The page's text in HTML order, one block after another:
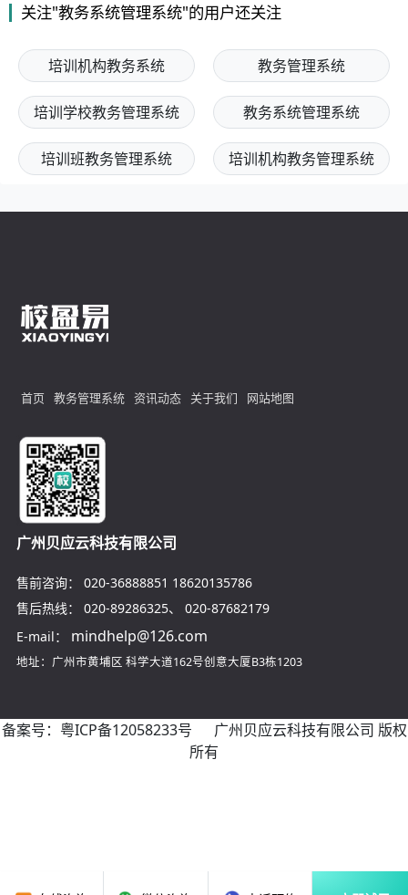
关注"教务系统管理系统"的用户还关注
培训机构教务系统 教务管理系统
培训学校教务管理系统 教务系统管理系统
培训班教务管理系统 培训机构教务管理系统
首页 教务管理系统 资讯动态 关于我们 网站地图
广州贝应云科技有限公司
售前咨询： 020-36888851 18620135786
售后热线：
020-89286325、 020-87682179
E-mail：
mindhelp@126.com
地址：广州市黄埔区 科学大道162号创意大厦B3栋1203
备案号： 粤ICP备12058233号 广州贝应云科技有限公司 版权
所有